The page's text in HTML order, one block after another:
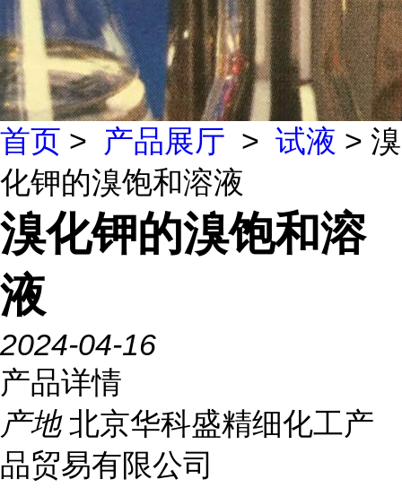
首页 > 产品展厅 > 试液 > 溴
化钾的溴饱和溶液
溴化钾的溴饱和溶
液
2024-04-16
产品详情
产地 北京华科盛精细化工产
品贸易有限公司